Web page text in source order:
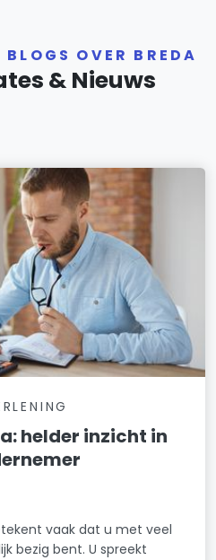
OVER BREDA
& Nieuws
helder inzicht in
vaak dat u met veel
bezig bent. U spreekt